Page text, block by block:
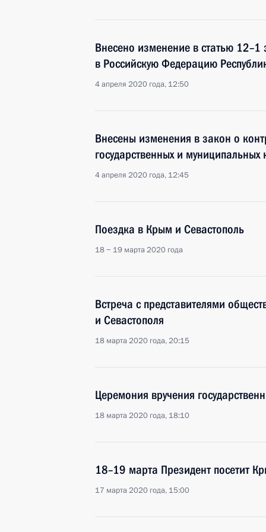
Внесено изменение в статью 12–1
в Российскую Федерацию
4 апреля 2020 года, 12:50
Внесены изменения в закон о
государственных и муниципальных
4 апреля 2020 года, 12:45
Поездка в Крым и Севастополь
18 − 19 марта 2020 года
Встреча с представителями
и Севастополя
18 марта 2020 года, 20:15
Церемония вручения
18 марта 2020 года, 18:10
18–19 марта Президент посетит
17 марта 2020 года, 15:00